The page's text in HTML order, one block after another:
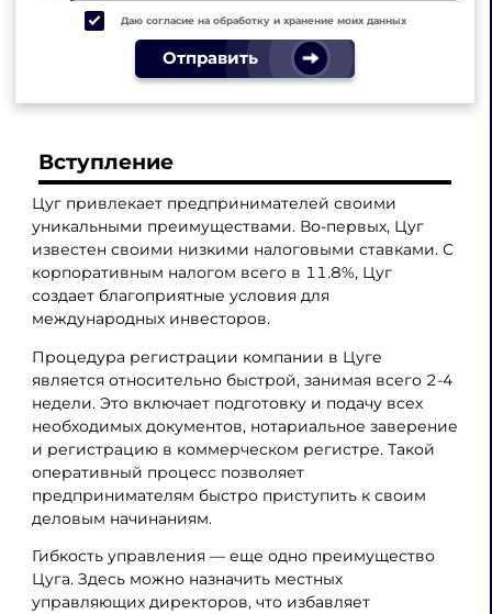
Даю согласие на обработку и хранение моих данных
Отправить
Вступление
Цуг привлекает предпринимателей своими
уникальными преимуществами. Во-первых, Цуг
известен своими низкими налоговыми ставками. С
корпоративным налогом всего в 11.8%, Цуг
создает благоприятные условия для
международных инвесторов.
Процедура регистрации компании в Цуге
является относительно быстрой, занимая всего 2-4
недели. Это включает подготовку и подачу всех
необходимых документов, нотариальное заверение
и регистрацию в коммерческом регистре. Такой
оперативный процесс позволяет
предпринимателям быстро приступить к своим
деловым начинаниям.
Гибкость управления — еще одно преимущество
Цуга. Здесь можно назначить местных
управляющих директоров, что избавляет